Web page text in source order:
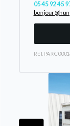
05 45 92 45
Rèf.